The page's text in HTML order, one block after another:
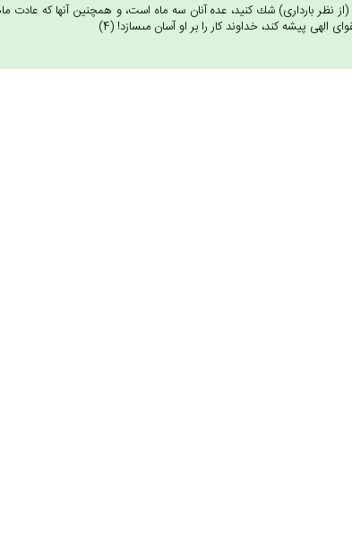
(از نظر باردارى) شك كنيد، عده آنان سه ماه است، و همچنين آنها كه عادت
الهى پيشه كند، خداوند كار را بر او آسان مى‏سازد! (4)